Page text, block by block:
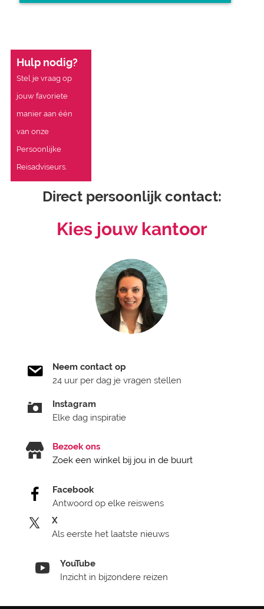
Hulp nodig?
Stel je vraag op
jouw favoriete
manier aan één
van onze
Persoonlijke
Reisadviseurs.
Direct persoonlijk contact:
Kies jouw kantoor
Neem contact op
24 uur per dag je vragen stellen
Instagram
Elke dag inspiratie
Bezoek ons
Zoek een winkel bij jou in de buurt
Facebook
Antwoord op elke reiswens
X
Als eerste het laatste nieuws
YouTube
Inzicht in bijzondere reizen